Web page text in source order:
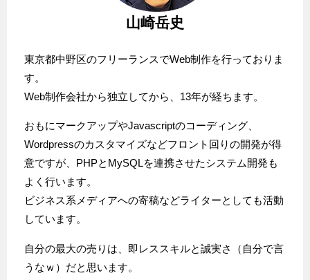
山崎岳史
東京都中野区のフリーランスでWeb制作を行っておりま
す。
Web制作会社から独立してから、13年が経ちます。
おもにマークアップやJavascriptのコーディング、
Wordpressのカスタマイズなどフロント回りの開発が得
意ですが、PHPとMySQLを連携させたシステム開発も
よく行います。
ビジネス系メディアへの寄稿などライターとしても活動
しています。
自分の最大の売りは、即レススキルと誠実さ（自分で言
うなｗ）だと思います。